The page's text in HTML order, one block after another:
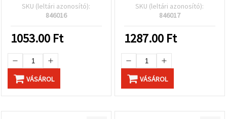
professzionális lapos
ecset szintetikus taklon
szállal
SKU (leltári azonosító):
846016
1053.00 Ft
VÁSÁROL
részletező ecset
SKU (leltári azonosító):
846017
1287.00 Ft
VÁSÁROL